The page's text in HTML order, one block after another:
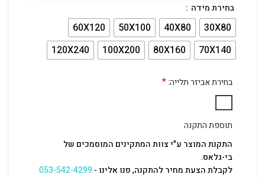
בחירת מידה
30X80
40X80
50X100
60X120
70X140
80X160
100X200
120X240
בחירת אביזר תלייה:*
תוספת התקנה
התקנת המוצר ע"י צוות המתקינים המוסמכים של
בי-גלאס.
לקבלת הצעת מחיר להתקנה, פנו אלינו -053-542-4299